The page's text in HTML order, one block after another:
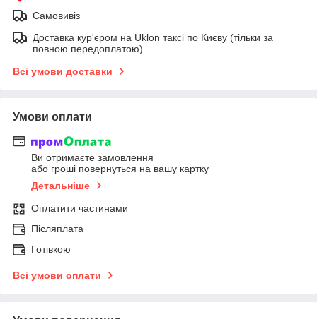
Самовивіз
Доставка кур'єром на Uklon таксі по Києву (тільки за
повною передоплатою)
Всі умови доставки
Умови оплати
Ви отримаєте замовлення
або гроші повернуться на вашу картку
Детальніше
Оплатити частинами
Післяплата
Готівкою
Всі умови оплати